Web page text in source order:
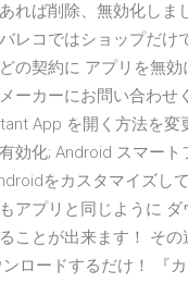
れば削除、無効化しま
レコではショップだけ
の契約に アプリを無効
ーカーにお問い合わせ
App を開く方法を変
効化; Android スマー
をカスタマイズし
アプリと同じように ダ
ことが出来ます！ そ
ロードするだけ！ 『